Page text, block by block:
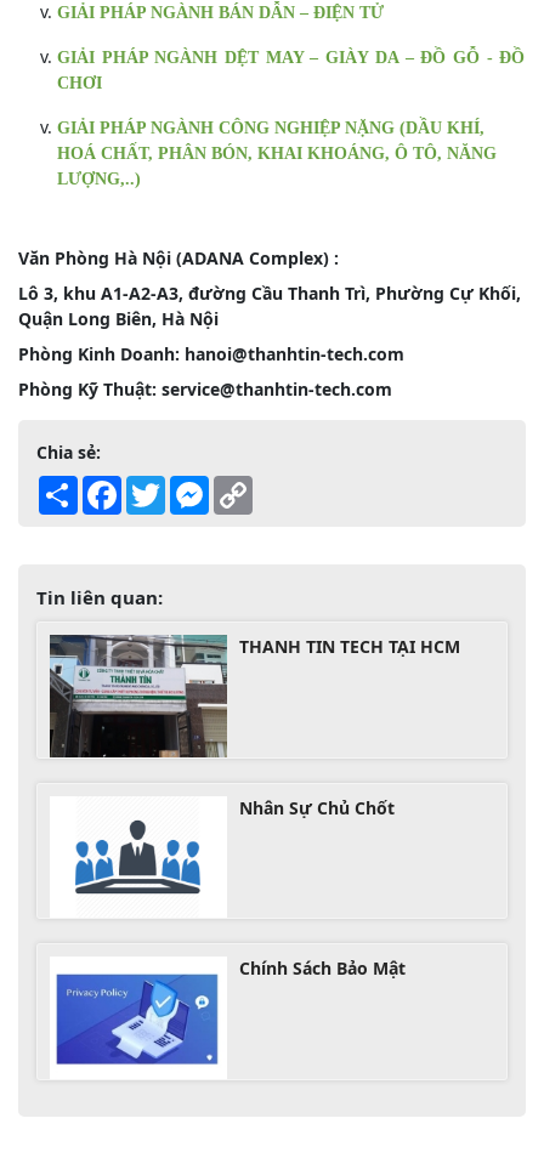
GIẢI PHÁP NGÀNH BÁN DẪN – ĐIỆN TỬ
GIẢI PHÁP NGÀNH DỆT MAY – GIÀY DA – ĐỒ GỖ - ĐỒ
CHƠI
GIẢI PHÁP NGÀNH CÔNG NGHIỆP NẶNG (DẦU KHÍ,
HOÁ CHẤT, PHÂN BÓN, KHAI KHOÁNG, Ô TÔ, NĂNG
LƯỢNG,..)
Văn Phòng Hà Nội (ADANA Complex) :
Lô 3, khu A1-A2-A3, đường Cầu Thanh Trì, Phường Cự Khối,
Quận Long Biên, Hà Nội
Phòng Kinh Doanh: hanoi@thanhtin-tech.com
Phòng Kỹ Thuật: service@thanhtin-tech.com
Chia sẻ:
Share Facebook
TwitterMessenger
Tin liên quan:
THANH TIN TECH TẠI HCM
Nhân Sự Chủ Chốt
Chính Sách Bảo Mật